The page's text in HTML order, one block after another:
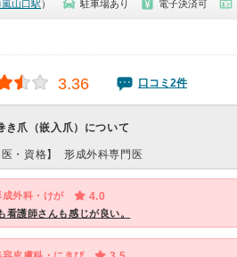
山口駅 ） 駐車場あり 電子決済可
3.36 口コミ2件
き爪（嵌入爪）について
医・資格】 形成外科専門医
成外科・けが 4.0
看護師さんも感じが良い。